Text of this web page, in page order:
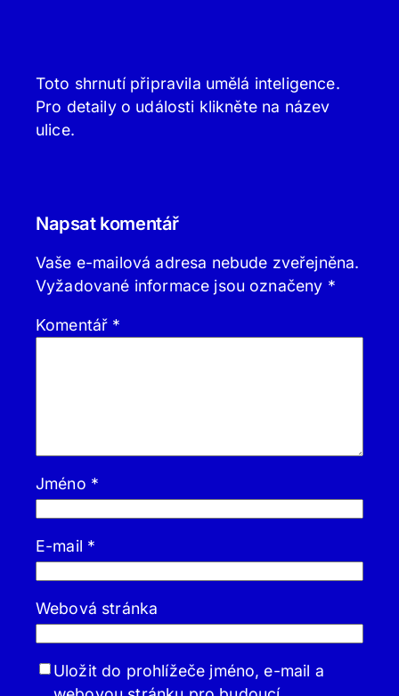
Toto shrnutí připravila umělá inteligence.
Pro detaily o události klikněte na název
ulice.
Napsat komentář
Vaše e-mailová adresa nebude zveřejněna.
Vyžadované informace jsou označeny *
Komentář *
Jméno *
E-mail *
Webová stránka
Uložit do prohlížeče jméno, e-mail a